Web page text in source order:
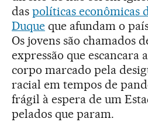
das políticas econômicas
Duqueque afundam o
Os jovens são chamados
expressão que escancara
corpo marcado pela
racial em tempos de
frágil à espera de um
pelados que param.